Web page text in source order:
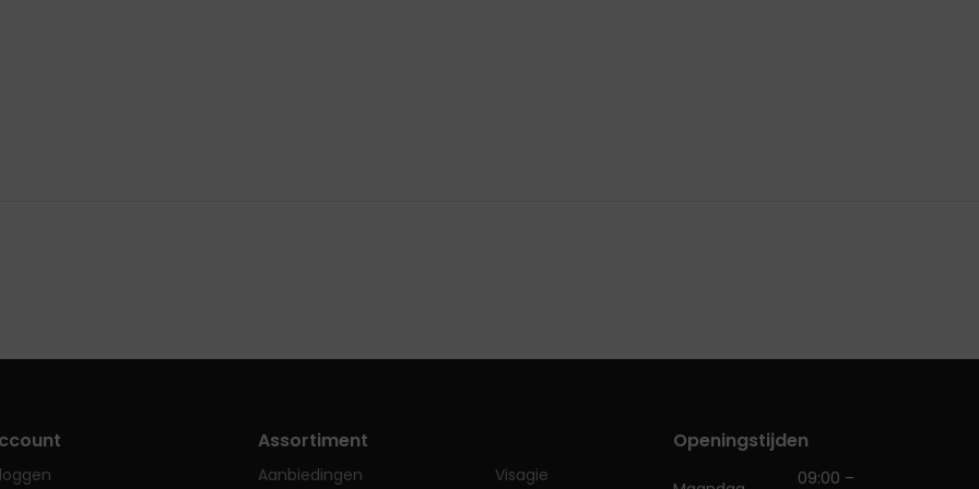
Assortiment
Aanbiedingen
Visagie
Openingstijden
09:00 –